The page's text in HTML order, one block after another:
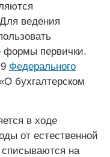
ведения
формы первички.
Федерального
бухгалтерском
в ходе
от естественной
на